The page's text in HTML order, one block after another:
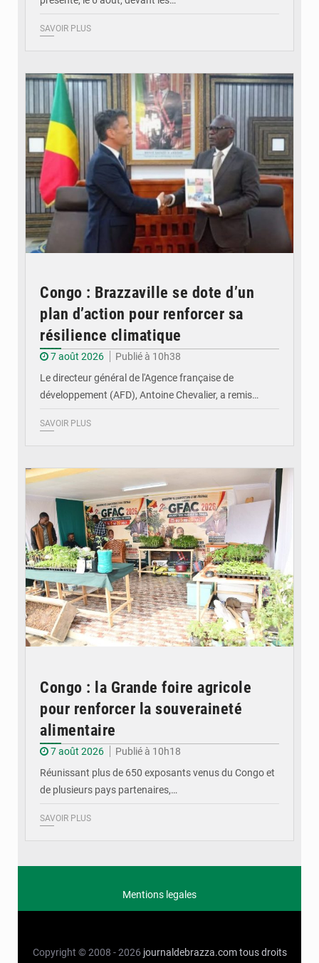
SAVOIR PLUS
Congo : Brazzaville se dote d’un
plan d’action pour renforcer sa
résilience climatique
7 août 2026
Publié à 10h38
Le directeur général de l'Agence française de
développement (AFD), Antoine Chevalier, a remis…
SAVOIR PLUS
Congo : la Grande foire agricole
pour renforcer la souveraineté
alimentaire
7 août 2026
Publié à 10h18
Réunissant plus de 650 exposants venus du Congo et
de plusieurs pays partenaires,…
SAVOIR PLUS
Mentions legales
Copyright © 2008 - 2026 journaldebrazza.com tous droits